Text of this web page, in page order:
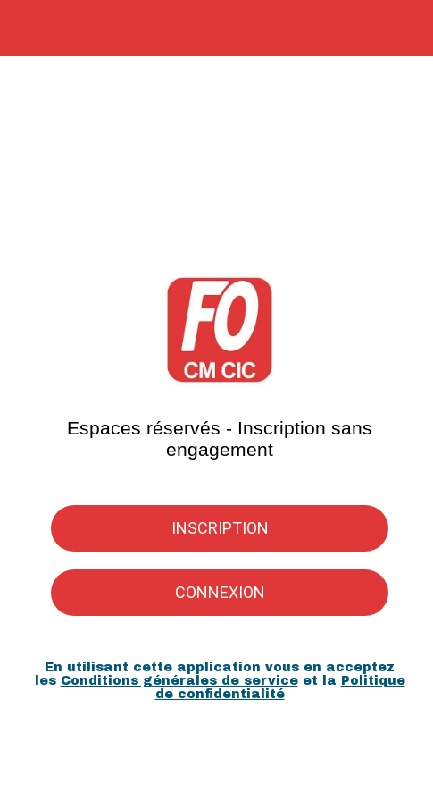
Espaces réservés - Inscription sans
engagement
INSCRIPTION
CONNEXION
En utilisant cette application vous en acceptez
les Conditions générales de serviceet la Politique
de confidentialité